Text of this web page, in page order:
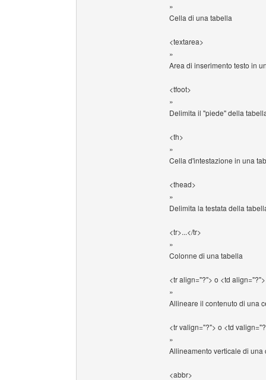
»
Cella di una tabella
<textarea>
»
Area di inserimento testo in
<tfoot>
»
Delimita il "piede" della
<th>
»
Cella d'intestazione in una
<thead>
»
Delimita la testata della
<tr>...</tr>
»
Colonne di una tabella
<tr align="?"> o <td align="?">
»
Allineare il contenuto di una
<tr valign="?"> o <td
»
Allineamento verticale di una
<abbr>